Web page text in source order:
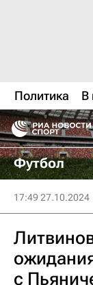
Политика В
Футбол
17:49 27.10.2024
с